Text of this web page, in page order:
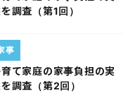
調査（第1回）
て家庭の家事負担の実
調査（第2回）
事